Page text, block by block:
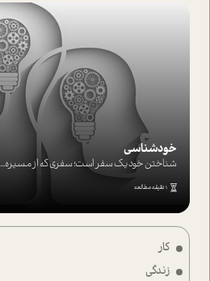
کار
زندگی
خودشناسی
شناختن خود یک سفر است؛ سفری که از مسیره...
1 دقیقه مطالعه